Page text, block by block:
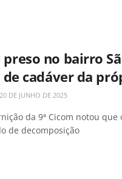
no bairro
cadáver da
DE JUNHO DE 2025
da 9ª Cicom notou que
de decomposição